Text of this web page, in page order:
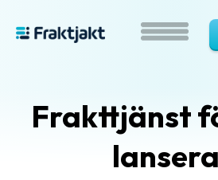
Frakttjänst